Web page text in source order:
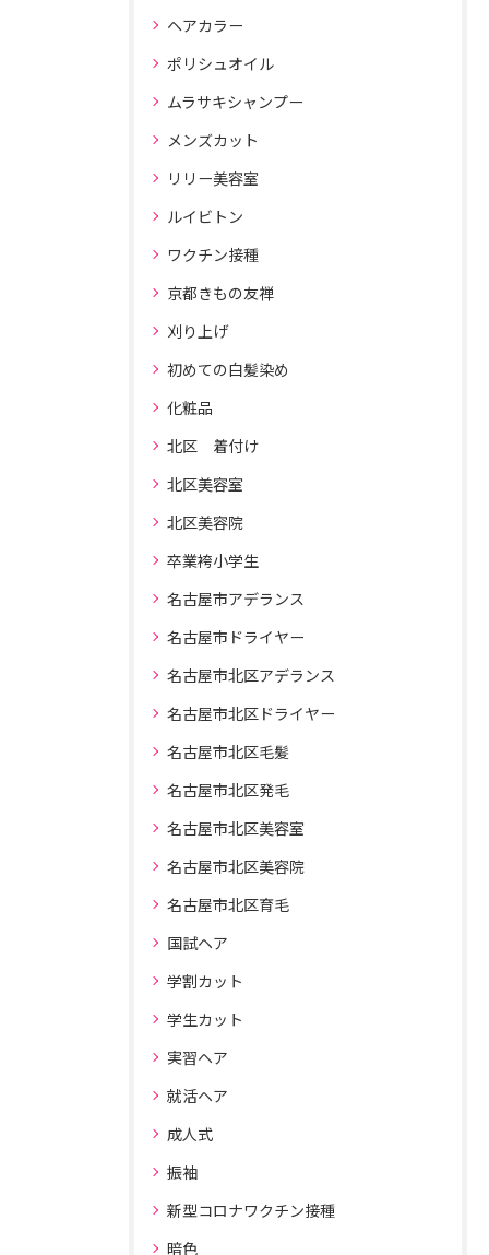
ヘアカラー
ポリシュオイル
ムラサキシャンプー
メンズカット
リリー美容室
ルイビトン
ワクチン接種
京都きもの友禅
刈り上げ
初めての白髪染め
化粧品
北区 着付け
北区美容室
北区美容院
卒業袴小学生
名古屋市アデランス
名古屋市ドライヤー
名古屋市北区アデランス
名古屋市北区ドライヤー
名古屋市北区毛髪
名古屋市北区発毛
名古屋市北区美容室
名古屋市北区美容院
名古屋市北区育毛
国試ヘア
学割カット
学生カット
実習ヘア
就活ヘア
成人式
振袖
新型コロナワクチン接種
暗色